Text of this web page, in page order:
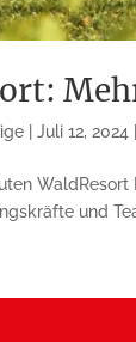
|Juli 12, 2024
und